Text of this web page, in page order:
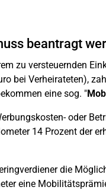
beantragt
zu versteuernden
bei Verheirateten),
eine sog. "
oder
14 Prozent der
die
eine